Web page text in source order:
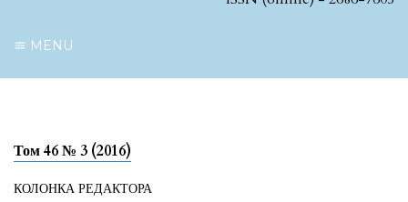
MENU
Том 46 № 3 (2016)
КОЛОНКА РЕДАКТОРА